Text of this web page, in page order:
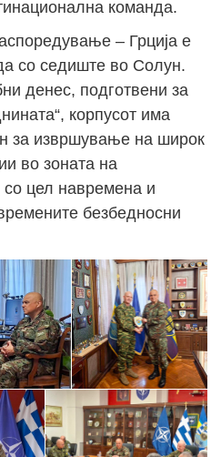
команда.
– Грција е
со седиште во Солун.
денес, подготвени за
корпусот има
за извршување на широк
во зоната на
цел навремена и
безбедносни